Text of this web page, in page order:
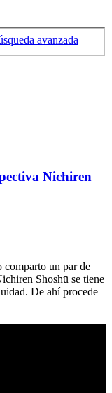
avanzada
Nichiren
comparto un par de
Shoshū se tiene
De ahí procede